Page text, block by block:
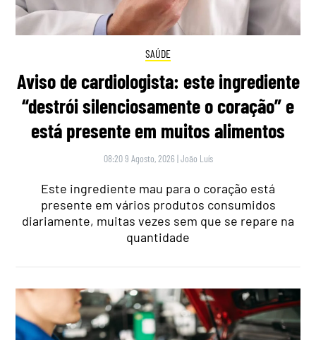
SAÚDE
Aviso de cardiologista: este ingrediente
“destrói silenciosamente o coração” e
está presente em muitos alimentos
08:20 9 Agosto, 2026 |João Luís
Este ingrediente mau para o coração está
presente em vários produtos consumidos
diariamente, muitas vezes sem que se repare na
quantidade